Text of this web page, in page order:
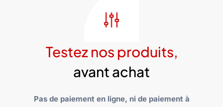
Testez nos produits,
avant achat
Pas de paiement en ligne, ni de paiement à